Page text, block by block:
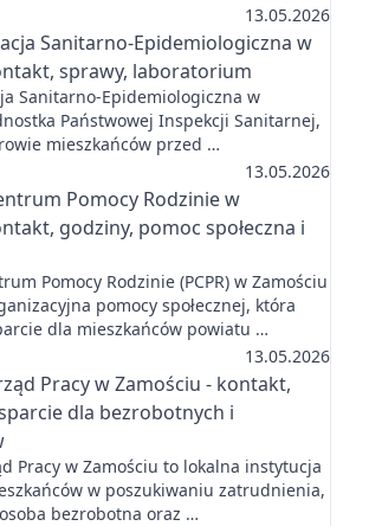
13.05.2026
Sanitarno-Epidemiologiczna w
sprawy, laboratorium
Sanitarno-Epidemiologiczna w
Państwowej Inspekcji Sanitarnej,
mieszkańców przed …
13.05.2026
Pomocy Rodzinie w
godziny, pomoc społeczna i
Pomocy Rodzinie (PCPR) w Zamościu
pomocy społecznej, która
dla mieszkańców powiatu …
13.05.2026
Pracy w Zamościu - kontakt,
dla bezrobotnych i
Pracy w Zamościu to lokalna instytucja
w poszukiwaniu zatrudnienia,
bezrobotna oraz …